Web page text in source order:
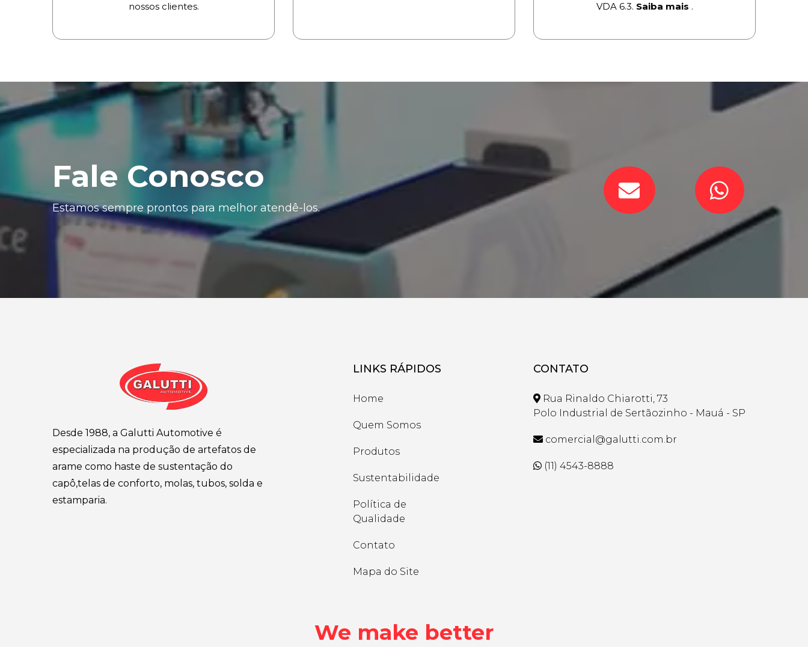
nossos clientes.
VDA 6.3. Saiba mais .
Fale Conosco
Estamos sempre prontos para melhor atendê-los.
Desde 1988, a Galutti Automotive é
especializada na produção de artefatos de
arame como haste de sustentação do
capô,telas de conforto, molas, tubos, solda e
estamparia.
LINKS RÁPIDOS
Home
Quem Somos
Produtos
Sustentabilidade
Política de
Qualidade
Contato
Mapa do Site
CONTATO
Rua Rinaldo Chiarotti, 73
Polo Industrial de Sertãozinho - Mauá - SP
comercial@galutti.com.br
(11) 4543-8888
We make better